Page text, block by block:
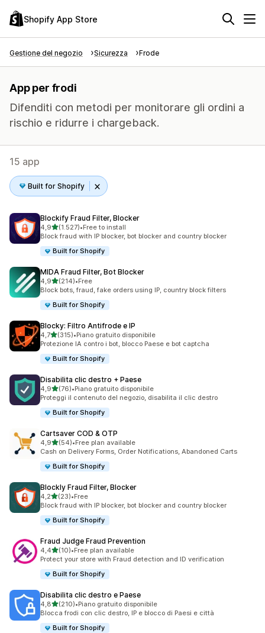
Shopify App Store
Gestione del negozio Sicurezza Frode
App per frodi
Difenditi con metodi per monitorare gli ordini a
rischio e ridurre i chargeback.
15 app
Built for Shopify
Blockify Fraud Filter, Blocker
4,9stelle su 5
(1.527)
1527 recensioni totali
•Free to install
Block fraud with IP blocker, bot blocker and country blocker
Built for Shopify
MIDA Fraud Filter, Bot Blocker
4,9stelle su 5
(214)
214 recensioni totali
•Free
Block bots, fraud, fake orders using IP, country block filters
Built for Shopify
Blocky: Filtro Antifrode e IP
4,7stelle su 5
(315)
315 recensioni totali
•Piano gratuito disponibile
Protezione IA contro i bot, blocco Paese e bot captcha
Built for Shopify
Disabilita clic destro + Paese
4,9stelle su 5
(76)
76 recensioni totali
•Piano gratuito disponibile
Proteggi il contenuto del negozio, disabilita il clic destro
Built for Shopify
Cartsaver COD & OTP
4,9stelle su 5
(54)
54 recensioni totali
•Free plan available
Cash on Delivery Forms, Order Notifications, Abandoned Carts
Built for Shopify
Blockly Fraud Filter, Blocker
4,2stelle su 5
(23)
23 recensioni totali
•Free
Block fraud with IP blocker, bot blocker and country blocker
Built for Shopify
Fraud Judge Fraud Prevention
4,4stelle su 5
(10)
10 recensioni totali
•Free plan available
Protect your store with Fraud detection and ID verification
Built for Shopify
Disabilita clic destro e Paese
4,8stelle su 5
(210)
210 recensioni totali
•Piano gratuito disponibile
Blocca frodi con clic destro, IP e blocco di Paesi e città
Built for Shopify